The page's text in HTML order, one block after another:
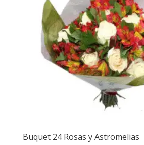
Buquet 24 Rosas y Astromelias